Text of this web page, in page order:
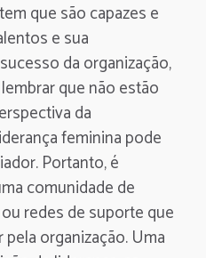
que são capazes e
e sua
da organização,
que não estão
da
feminina pode
Portanto, é
comunidade de
redes de suporte que
pela organização. Uma